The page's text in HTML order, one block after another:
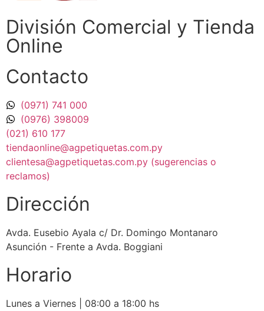
División Comercial​ y Tienda
Online
Contacto
(0971) 741 000
(0976) 398009
(021) 610 177
tiendaonline@agpetiquetas.com.py
clientesa@agpetiquetas.com.py (sugerencias o
reclamos)
Dirección
Avda. Eusebio Ayala c/ Dr. Domingo Montanaro
Asunción - Frente a Avda. Boggiani
Horario
Lunes a Viernes | 08:00 a 18:00 hs